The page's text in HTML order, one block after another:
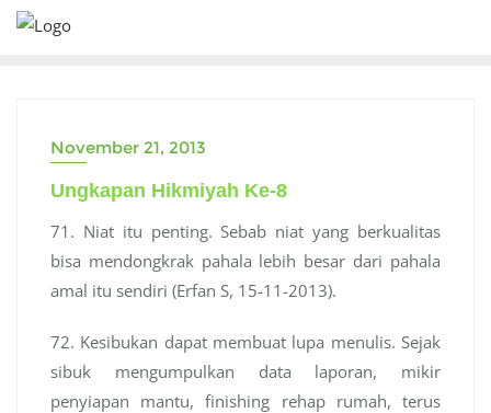
Skip
November 21, 2013
Ungkapan Hikmiyah Ke-8
71. Niat itu penting. Sebab niat yang berkualitas
bisa mendongkrak pahala lebih besar dari pahala
amal itu sendiri (Erfan S, 15-11-2013).
72. Kesibukan dapat membuat lupa menulis. Sejak
sibuk mengumpulkan data laporan, mikir
penyiapan mantu, finishing rehap rumah, terus